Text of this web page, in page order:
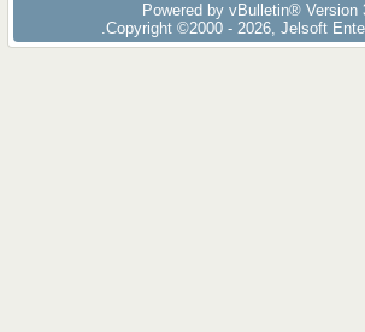
Powered by vBulletin® Version
Copyright ©2000 - 2026, Jelsoft